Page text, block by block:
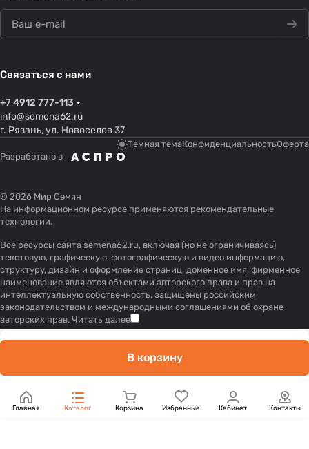
Связаться с нами
+7 4912 777-113
info@semena62.ru
г. Рязань, ул. Новоселов 37
Темная темаКонфиденциальностьОферта
Разработано в
© 2026 Мир Семян
На информационном ресурсе применяются рекомендательные
технологии.
Все ресурсы сайта semena62.ru, включая (но не ограничиваясь)
текстовую, графическую, фотографическую и видео информацию,
структуру, дизайн и оформление страниц, доменное имя, фирменное
наименование являются объектами авторского права и прав на
интеллектуальную собственность, защищены российским
законодательством и международными соглашениями об охране
авторских прав. Читать далее
В корзину
Главная Каталог Корзина Избранные Кабинет Контакты